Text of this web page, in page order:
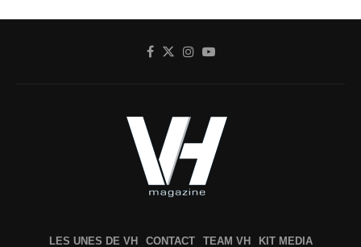
LES UNES DE VH CONTACT TEAM VH KIT MEDIA